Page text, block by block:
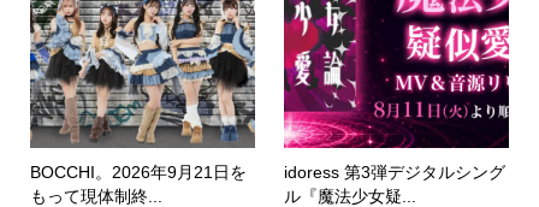
BOCCHI。2026年9月21日を
もって現体制終...
idoress 第3弾デジタルシング
ル『魔法少女疑...